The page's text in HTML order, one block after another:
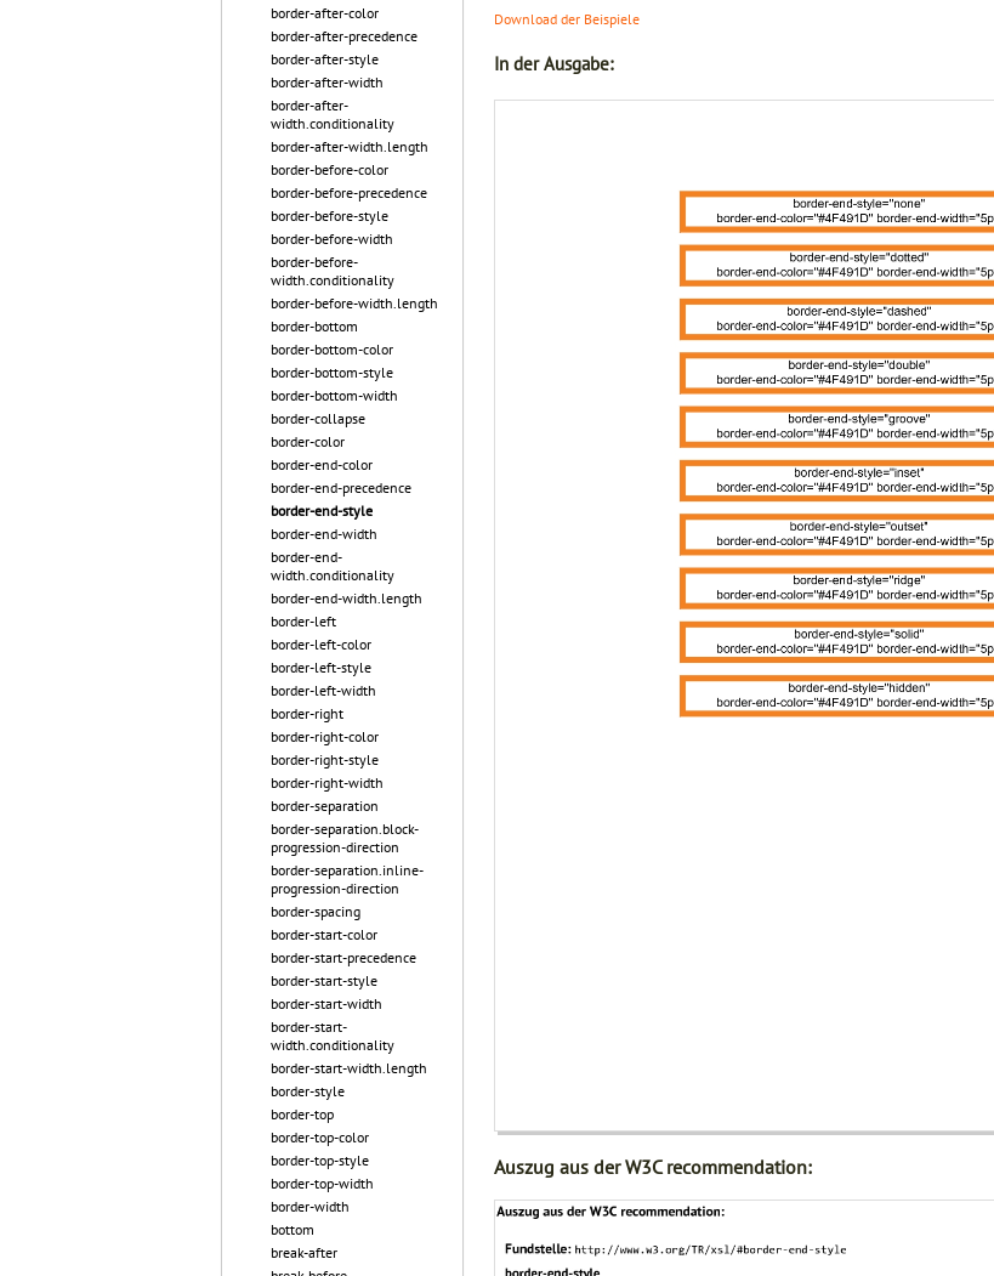
border-after-color
border-after-precedence
border-after-style
border-after-width
border-after-
width.conditionality
border-after-width.length
border-before-color
border-before-precedence
border-before-style
border-before-width
border-before-
width.conditionality
border-before-width.length
border-bottom
border-bottom-color
border-bottom-style
border-bottom-width
border-collapse
border-color
border-end-color
border-end-precedence
border-end-style
border-end-width
border-end-
width.conditionality
border-end-width.length
border-left
border-left-color
border-left-style
border-left-width
border-right
border-right-color
border-right-style
border-right-width
border-separation
border-separation.block-
progression-direction
border-separation.inline-
progression-direction
border-spacing
border-start-color
border-start-precedence
border-start-style
border-start-width
border-start-
width.conditionality
border-start-width.length
border-style
border-top
border-top-color
border-top-style
border-top-width
border-width
bottom
break-after
Download der Beispiele
In der Ausgabe:
Auszug aus der W3C recommendation: